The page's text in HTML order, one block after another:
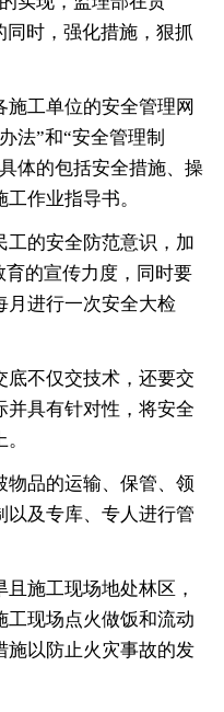
同时，强化措施，狠抓
工单位的安全管理网
法”和“安全管理制
体的包括安全措施、操
作业指导书。
工的安全防范意识，加
育的宣传力度，同时要
月进行一次安全大检
底不仅交技术，还要交
并具有针对性，将安全
物品的运输、保管、领
以及专库、专人进行管
施工现场地处林区，
工现场点火做饭和流动
施以防止火灾事故的发